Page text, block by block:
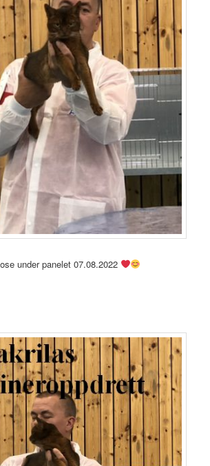
under panelet 07.08.2022